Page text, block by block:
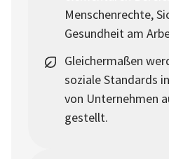
Menschenrechte,
Gesundheit am
Gleichermaßen
soziale Standards
von Unternehmen
gestellt.